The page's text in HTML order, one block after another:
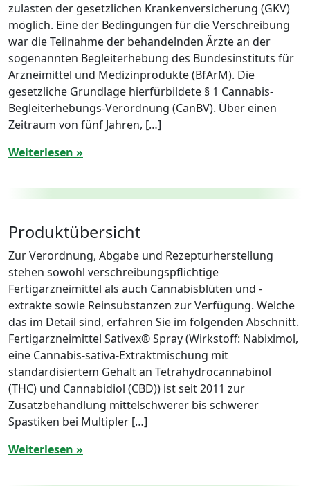
zulasten der gesetzlichen Krankenversicherung (GKV)
möglich. Eine der Bedingungen für die Verschreibung
war die Teilnahme der behandelnden Ärzte an der
sogenannten Begleiterhebung des Bundesinstituts für
Arzneimittel und Medizinprodukte (BfArM). Die
gesetzliche Grundlage hierfürbildete § 1 Cannabis-
Begleiterhebungs-Verordnung (CanBV). Über einen
Zeitraum von fünf Jahren, […]
Weiterlesen »
Produktübersicht
Zur Verordnung, Abgabe und Rezepturherstellung
stehen sowohl verschreibungspflichtige
Fertigarzneimittel als auch Cannabisblüten und -
extrakte sowie Reinsubstanzen zur Verfügung. Welche
das im Detail sind, erfahren Sie im folgenden Abschnitt.
Fertigarzneimittel Sativex® Spray (Wirkstoff: Nabiximol,
eine Cannabis-sativa-Extraktmischung mit
standardisiertem Gehalt an Tetrahydrocannabinol
(THC) und Cannabidiol (CBD)) ist seit 2011 zur
Zusatzbehandlung mittelschwerer bis schwerer
Spastiken bei Multipler […]
Weiterlesen »